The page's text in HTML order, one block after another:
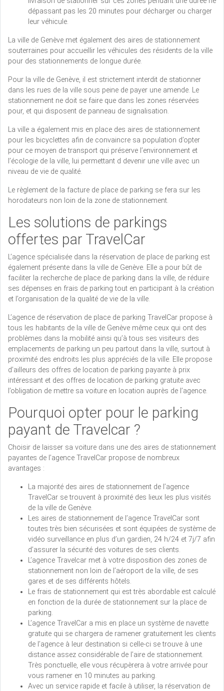
dépassant pas les 20 minutes pour décharger ou charger
leur véhicule.
La ville de Genève met également des aires de stationnement
souterraines pour accueillir les véhicules des résidents de la ville
pour des stationnements de longue durée.
Pour la ville de Genève, il est strictement interdit de stationner
dans les rues de la ville sous peine de payer une amende. Le
stationnement ne doit se faire que dans les zones réservées
pour, et qui disposent de panneau de signalisation.
La ville a également mis en place des aires de stationnement
pour les bicyclettes afin de convaincre sa population d’opter
pour ce moyen de transport qui préserve l’environnement et
l’écologie de la ville, lui permettant d devenir une ville avec un
niveau de vie de qualité.
Le règlement de la facture de place de parking se fera sur les
horodateurs non loin de la zone de stationnement.
Les solutions de parkings
offertes par TravelCar
L’agence spécialisée dans la réservation de place de parking est
également présente dans la ville de Genève. Elle a pour bût de
faciliter la recherche de place de parking dans la ville, de réduire
ses dépenses en frais de parking tout en participant à la création
et l’organisation de la qualité de vie de la ville.
L’agence de réservation de place de parking TravelCar propose à
tous les habitants de la ville de Genève même ceux qui ont des
problèmes dans la mobilité ainsi qu’à tous ses visiteurs des
emplacements de parking un peu partout dans la ville, surtout à
proximité des endroits les plus appréciés de la ville. Elle propose
d’ailleurs des offres de location de parking payante à prix
intéressant et des offres de location de parking gratuite avec
l’obligation de mettre sa voiture en location auprès de l’agence.
Pourquoi opter pour le parking
payant de Travelcar ?
Choisir de laisser sa voiture dans une des aires de stationnement
payantes de l’agence TravelCar propose de nombreux
avantages :
La majorité des aires de stationnement de l’agence
TravelCar se trouvent à proximité des lieux les plus visités
de la ville de Genève.
Les aires de stationnement de l’agence TravelCar sont
toutes très bien sécurisées et sont équipées de système de
vidéo surveillance en plus d’un gardien, 24 h/24 et 7j/7 afin
d’assurer la sécurité des voitures de ses clients.
L’agence Travelcar met à votre disposition des zones de
stationnement non loin de l’aéroport de la ville, de ses
gares et de ses différents hôtels.
Le frais de stationnement qui est très abordable est calculé
en fonction de la durée de stationnement sur la place de
parking.
L’agence TravelCar a mis en place un système de navette
gratuite qui se chargera de ramener gratuitement les clients
de l’agence à leur destination si celle-ci se trouve à une
distance assez considérable de l’aire de stationnement.
Très ponctuelle, elle vous récupèrera à votre arrivée pour
vous ramener en 10 minutes au parking.
Avec un service rapide et facile à utiliser, la réservation de